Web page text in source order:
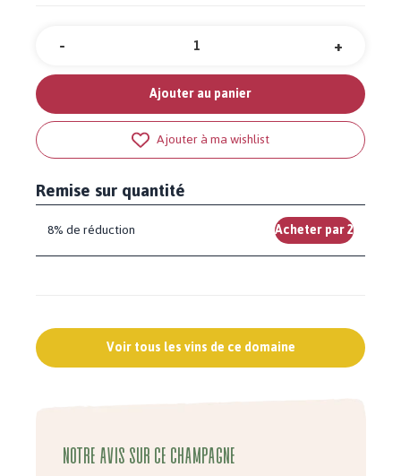
Quantité +
-
Ajouter au panier
Ajouter à ma wishlist
Remise sur quantité
8% de réduction Acheter par 2
Voir tous les vins de ce domaine
Notre avis sur ce Champagne